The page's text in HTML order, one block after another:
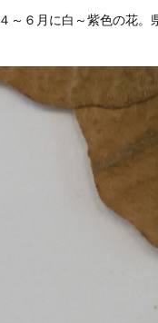
～６月に白～紫色の花。